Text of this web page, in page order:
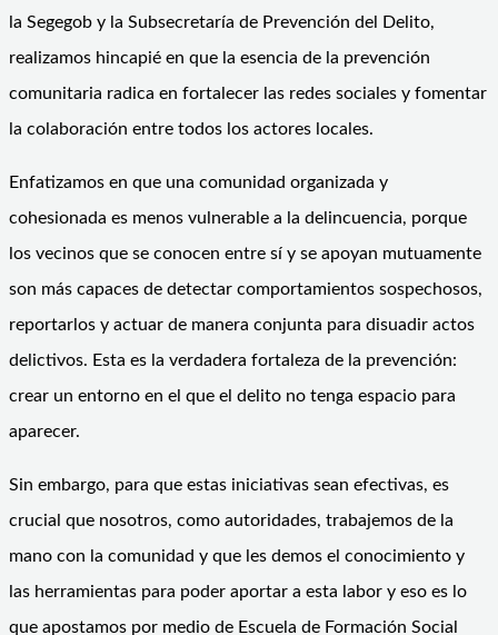
la Segegob y la Subsecretaría de Prevención del Delito,
realizamos hincapié en que la esencia de la prevención
comunitaria radica en fortalecer las redes sociales y fomentar
la colaboración entre todos los actores locales.
Enfatizamos en que una comunidad organizada y
cohesionada es menos vulnerable a la delincuencia, porque
los vecinos que se conocen entre sí y se apoyan mutuamente
son más capaces de detectar comportamientos sospechosos,
reportarlos y actuar de manera conjunta para disuadir actos
delictivos. Esta es la verdadera fortaleza de la prevención:
crear un entorno en el que el delito no tenga espacio para
aparecer.
Sin embargo, para que estas iniciativas sean efectivas, es
crucial que nosotros, como autoridades, trabajemos de la
mano con la comunidad y que les demos el conocimiento y
las herramientas para poder aportar a esta labor y eso es lo
que apostamos por medio de Escuela de Formación Social